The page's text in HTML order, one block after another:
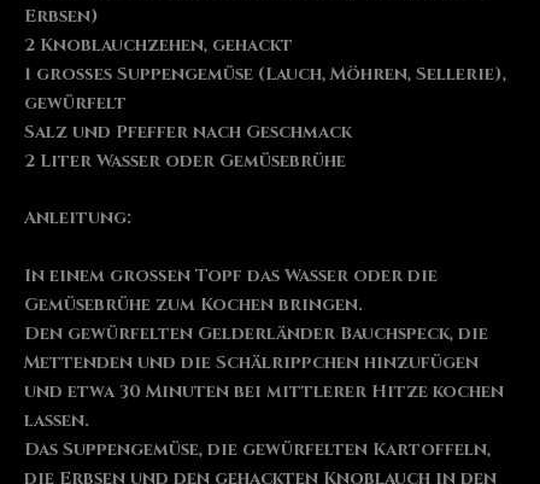
Erbsen)
2 Knoblauchzehen, gehackt
1 großes Suppengemüse (Lauch, Möhren, Sellerie),
gewürfelt
Salz und Pfeffer nach Geschmack
2 Liter Wasser oder Gemüsebrühe
Anleitung:
In einem großen Topf das Wasser oder die
Gemüsebrühe zum Kochen bringen.
Den gewürfelten Gelderländer Bauchspeck, die
Mettenden und die Schälrippchen hinzufügen
und etwa 30 Minuten bei mittlerer Hitze kochen
lassen.
Das Suppengemüse, die gewürfelten Kartoffeln,
die Erbsen und den gehackten Knoblauch in den